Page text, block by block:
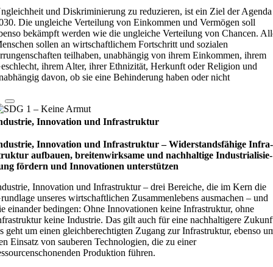
und Diskriminierung zu reduzieren, ist ein Ziel der Agenda
Die ungleiche Verteilung von Einkommen und Vermögen soll
bekämpft werden wie die ungleiche Verteilung von Chancen.
sollen an wirtschaftlichem Fortschritt und sozialen
teilhaben, unabhängig von ihrem Einkommen, ihrem
ihrem Alter, ihrer Ethnizität, Herkunft oder Religion und
davon, ob sie eine Behinderung haben oder nicht
Innovation und Infrastruktur
Innovation und Infrastruktur – Wider­stands­fä­hige Infra­
auf­bauen, brei­ten­wirk­same und nach­hal­tige Indu­stri­ali­sie­
för­dern und Inno­vati­o­nen unter­stüt­zen
Innovation und Infrastruktur – drei Bereiche, die im Kern die
unseres wirtschaftlichen Zusammenlebens ausmachen – und
einander bedingen: Ohne Innovationen keine Infrastruktur, ohne
keine Industrie. Das gilt auch für eine nachhaltigere
geht um einen gleichberechtigten Zugang zur Infrastruktur, ebenso
Einsatz von sauberen Technologien, die zu einer
Produktion führen.